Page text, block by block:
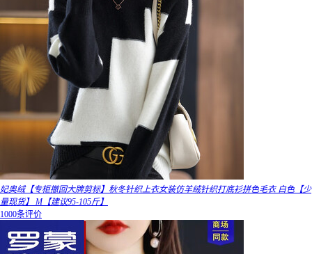
妃奥绒【专柜撤回大牌剪标】秋冬针织上衣女装仿羊绒针织打底衫拼色毛衣 白色【少
量现货】 M【建议95-105斤】
1000条评价